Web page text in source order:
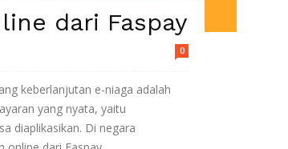
dari Faspay
0
keberlanjutan e-niaga adalah
yang nyata, yaitu
diaplikasikan. Di negara